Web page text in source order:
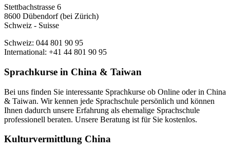
Stettbachstrasse 6
8600 Dübendorf (bei Zürich)
Schweiz - Suisse
Schweiz: 044 801 90 95
International: +41 44 801 90 95
Sprachkurse in China & Taiwan
Bei uns finden Sie interessante Sprachkurse ob Online oder in China
& Taiwan. Wir kennen jede Sprachschule persönlich und können
Ihnen dadurch unsere Erfahrung als ehemalige Sprachschule
professionell beraten. Unsere Beratung ist für Sie kostenlos.
Kulturvermittlung China